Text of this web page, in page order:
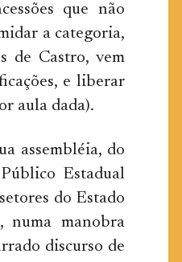
que não
a categoria,
de Castro, vem
e liberar
aula dada).
assembléia, do
Estadual
do Estado
numa manobra
discurso de